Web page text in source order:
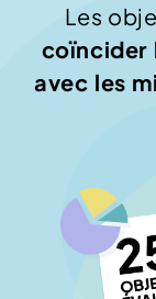
Les
coïncider
avec les